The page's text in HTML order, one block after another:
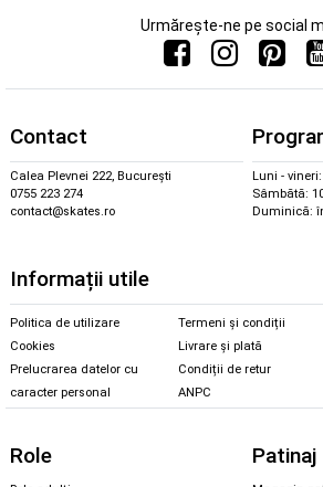
Urmărește-ne pe social
Contact
Calea Plevnei 222, București
0755 223 274
contact@skates.ro
Luni -
Sâmbătă:
Duminică:
Informații utile
Politica de utilizare
Cookies
Prelucrarea datelor cu
caracter personal
Termeni și condiții
Livrare și plată
Condiții de retur
ANPC
Role Patinaj